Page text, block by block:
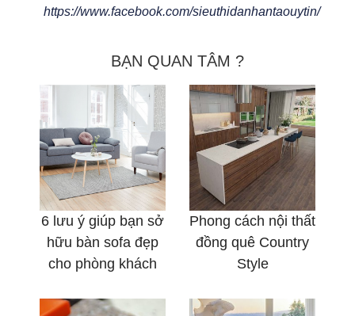
https://www.facebook.com/sieuthidanhantaouytin/
BẠN QUAN TÂM ?
6 lưu ý giúp bạn sở
hữu bàn sofa đẹp
cho phòng khách
Phong cách nội thất
đồng quê Country
Style